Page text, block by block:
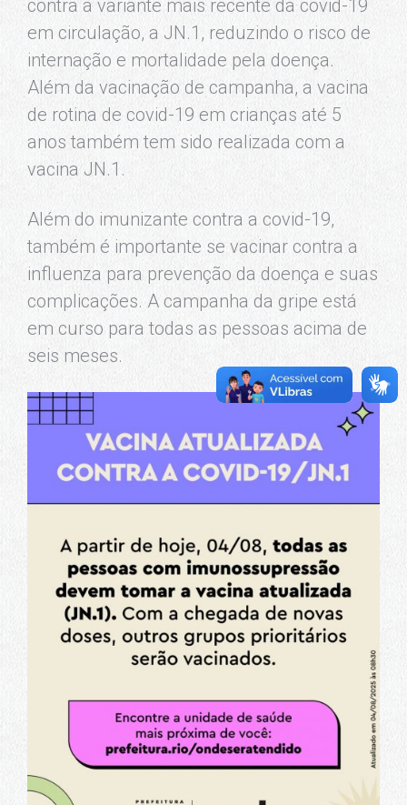
contra a variante mais recente da covid-19
em circulação, a JN.1, reduzindo o risco de
internação e mortalidade pela doença.
Além da vacinação de campanha, a vacina
de rotina de covid-19 em crianças até 5
anos também tem sido realizada com a
vacina JN.1.
Além do imunizante contra a covid-19,
também é importante se vacinar contra a
influenza para prevenção da doença e suas
complicações. A campanha da gripe está
em curso para todas as pessoas acima de
seis meses.